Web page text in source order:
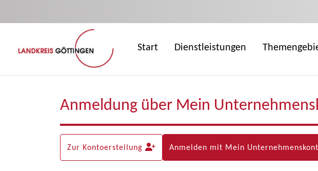
Start Dienstleistungen
Anmeldung über Mein
Anmelden mit Mein
Zur Kontoerstellung